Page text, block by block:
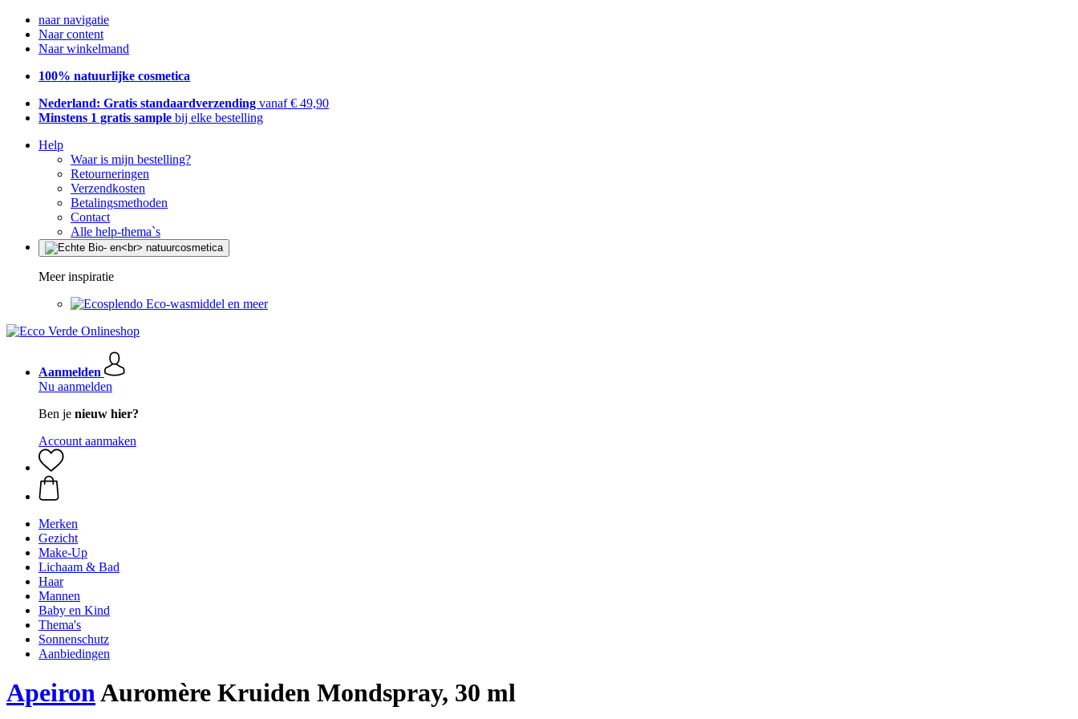
naar navigatie
Naar content
Naar winkelmand
100% natuurlijke cosmetica
Nederland: Gratis standaardverzending vanaf € 49,90
Minstens 1 gratis sample bij elke bestelling
Help
Waar is mijn bestelling?
Retourneringen
Verzendkosten
Betalingsmethoden
Contact
Alle help-thema`s
Meer inspiratie
Eco-wasmiddel en meer
Aanmelden
Nu aanmelden
Ben je nieuw hier?
Account aanmaken
Merken
Gezicht
Make-Up
Lichaam & Bad
Haar
Mannen
Baby en Kind
Thema's
Sonnenschutz
Aanbiedingen
ApeironAuromère Kruiden Mondspray, 30 ml